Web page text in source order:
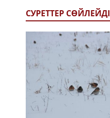
СУРЕТТЕР СӨЙЛЕЙДI